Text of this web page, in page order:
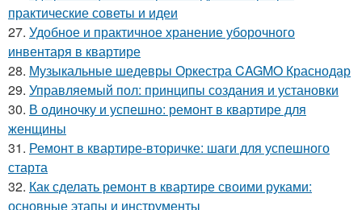
практические советы и идеи
27. Удобное и практичное хранение уборочного
инвентаря в квартире
28. Музыкальные шедевры Оркестра CAGMO Краснодар
29. Управляемый пол: принципы создания и установки
30. В одиночку и успешно: ремонт в квартире для
женщины
31. Ремонт в квартире-вторичке: шаги для успешного
старта
32. Как сделать ремонт в квартире своими руками:
основные этапы и инструменты